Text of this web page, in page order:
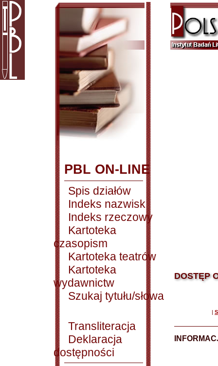
PBL ON-LINE
Spis działów
Indeks nazwisk
Indeks rzeczowy
Kartoteka
czasopism
Kartoteka teatrów
Kartoteka
wydawnictw
Szukaj tytułu/słowa
Transliteracja
Deklaracja
dostępności
DOSTĘP
|